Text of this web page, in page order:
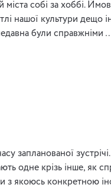
собі за хоббі.
нашої культури дещо
були справжніми
запланованої
одне крізь інше, як
з якоюсь конкретною